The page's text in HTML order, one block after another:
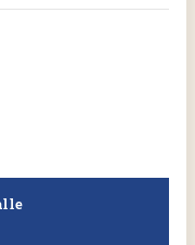
zu den
sind wir schon ein
schon sehr stolz
so gelebt wie auf
auch dahoam
denn den original
für die eine